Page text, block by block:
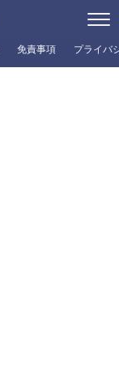
免責事項 プライバ